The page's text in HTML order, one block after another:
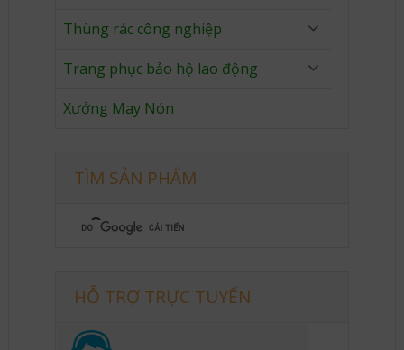
Thùng rác công nghiệp
Trang phục bảo hộ lao động
Xưởng May Nón
TÌM SẢN PHẨM
HỖ TRỢ TRỰC TUYẾN